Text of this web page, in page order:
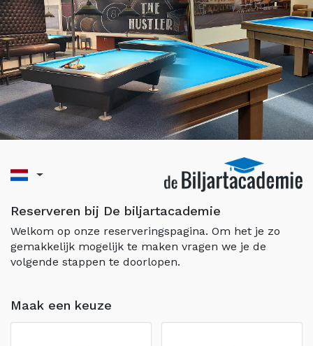
Reserveren bij De biljartacademie
Welkom op onze reserveringspagina. Om het je zo
gemakkelijk mogelijk te maken vragen we je de
volgende stappen te doorlopen.
Maak een keuze